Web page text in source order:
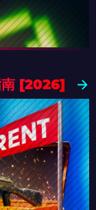
南 [2026]